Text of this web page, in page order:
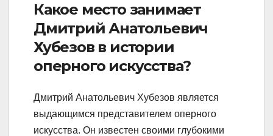
Какое место занимает
Дмитрий Анатольевич
Хубезов в истории
оперного искусства?
Дмитрий Анатольевич Хубезов является
выдающимся представителем оперного
искусства. Он известен своими глубокими